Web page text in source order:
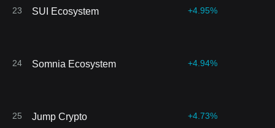
23 SUI Ecosystem +4.95%
24 Somnia Ecosystem +4.94%
25 Jump Crypto +4.73%